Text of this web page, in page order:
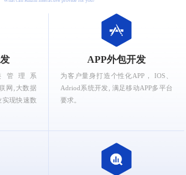
What can Ruizhi Interactive provide for you?
管理系
网,大数据
实现快速数
APP外包开发
为客户量身打造个性化APP， IOS、
Adriod系统开发, 满足移动APP多平台
要求。